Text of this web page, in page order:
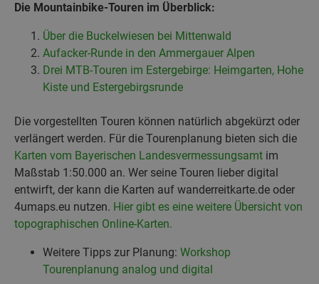
Die Mountainbike-Touren im Überblick:
Über die Buckelwiesen bei Mittenwald
Aufacker-Runde in den Ammergauer Alpen
Drei MTB-Touren im Estergebirge: Heimgarten, Hohe
Kiste und Estergebirgsrunde
Die vorgestellten Touren können natürlich abgekürzt oder
verlängert werden. Für die Tourenplanung bieten sich die
Karten vom Bayerischen Landesvermessungsamt im
Maßstab 1:50.000 an. Wer seine Touren lieber digital
entwirft, der kann die Karten auf wanderreitkarte.de oder
4umaps.eu nutzen. Hier gibt es eine weitere Übersicht von
topographischen Online-Karten.
Weitere Tipps zur Planung: Workshop
Tourenplanung analog und digital